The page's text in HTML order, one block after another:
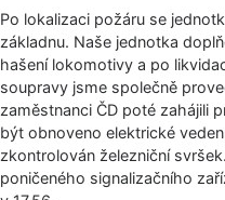
Po lokalizaci požáru se
základnu. Naše jednotka
hašení lokomotivy a po
soupravy jsme společně
zaměstnanci ČD poté zahájili
být obnoveno elektrické
zkontrolován železniční
poničeného signalizačního